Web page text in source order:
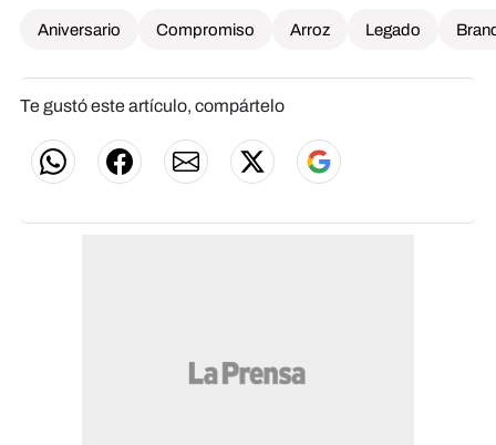
Aniversario Compromiso Arroz Legado
Te gustó este artículo, compártelo